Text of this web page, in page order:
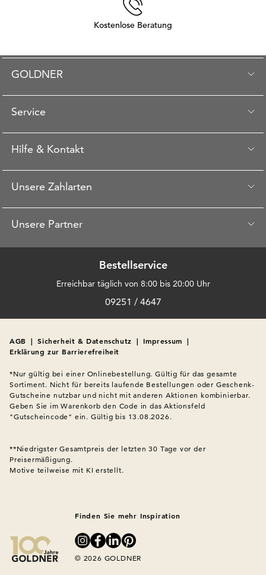
Kostenlose Beratung
GOLDNER
Service
Hilfe & Kontakt
Unsere Zahlarten
Unsere Partner
Bestellservice
Erreichbar täglich von 8:00 bis 20:00 Uhr
09251 / 4647
AGB | Sicherheit & Datenschutz | Impressum |
Erklärung zur Barrierefreiheit
*Nur gültig bei einer Onlinebestellung. Gültig für das gesamte
Sortiment. Nicht für bereits laufende Bestellungen oder Geschenk-
Gutscheine nutzbar und nicht mit anderen Aktionen kombinierbar.
Geben Sie im Warenkorb den Code in das Aktionsfeld
"Gutscheincode" ein. Gültig bis 13.08.2026.
**Niedrigster Gesamtpreis der letzten 30 Tage vor der
Preisermäßigung.
Motive teilweise mit KI erstellt.
Finden Sie mehr Inspiration
© 2026 GOLDNER